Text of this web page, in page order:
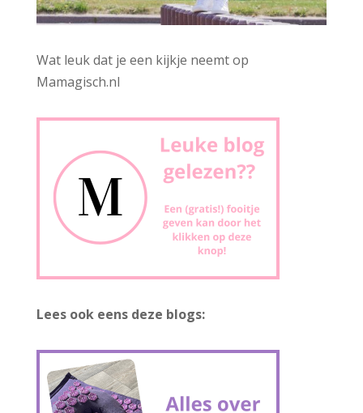
Wat leuk dat je een kijkje neemt op
Mamagisch.nl
Lees ook eens deze blogs: